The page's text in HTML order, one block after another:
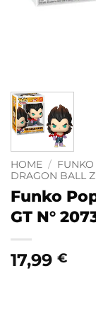
HOME /
DRAGON BALL Z
Funko
GT N°
17,99 €